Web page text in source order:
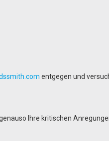
entgegen und
Ihre kritischen